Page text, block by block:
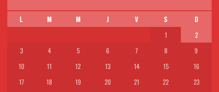
L M M J V S
D
1
2
3
4 5 6 7 8
9
10
11 12 13 14 15
16
17
18 19 20 21 22
23